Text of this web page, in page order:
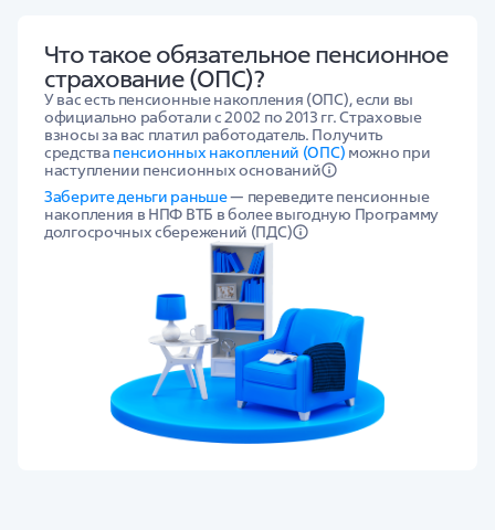
Что такое обязательное пенсионное
страхование (ОПС)?
У вас есть пенсионные накопления (ОПС), если вы
официально работали с 2002 по 2013 гг. Страховые
взносы за вас платил работодатель. Получить
средства пенсионных накоплений (ОПС) можно при
наступлении пенсионных оснований
Заберите деньги раньше— переведите пенсионные
накопления в НПФ ВТБ в более выгодную Программу
долгосрочных сбережений (ПДС)